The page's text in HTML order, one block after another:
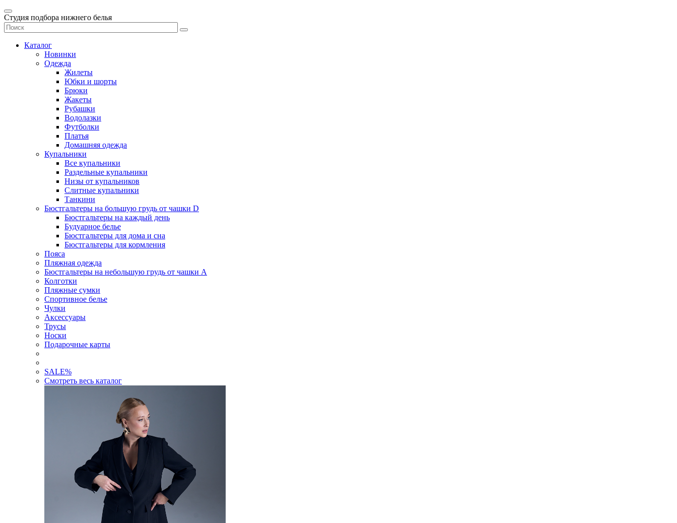
Студия подбора нижнего белья
Каталог
Новинки
Одежда
Жилеты
Юбки и шорты
Брюки
Жакеты
Рубашки
Водолазки
Футболки
Платья
Домашняя одежда
Купальники
Все купальники
Раздельные купальники
Низы от купальников
Слитные купальники
Танкини
Бюстгальтеры на большую грудь от чашки D
Бюстгальтеры на каждый день
Будуарное белье
Бюстгальтеры для дома и сна
Бюстгальтеры для кормления
Пояса
Пляжная одежда
Бюстгальтеры на небольшую грудь от чашки А
Колготки
Пляжные сумки
Спортивное белье
Чулки
Аксессуары
Трусы
Носки
Подарочные карты
SALE%
Смотреть весь каталог